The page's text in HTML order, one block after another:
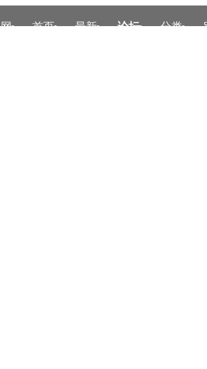
首页 最新 论坛 分类